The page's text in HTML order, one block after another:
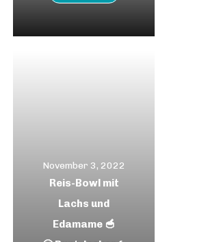
November 3, 2022
Reis-Bowl mit
Lachs und
Edamame 🥣